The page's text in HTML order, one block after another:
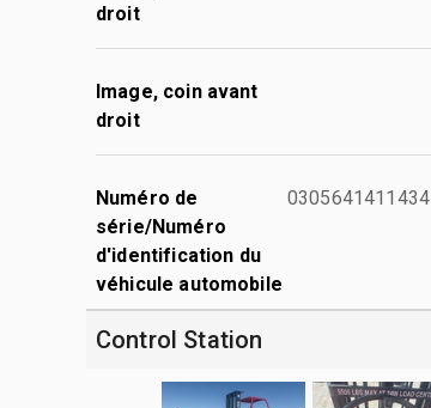
droit
Image, coin avant
droit
Numéro de
série/Numéro
d'identification du
véhicule automobile
0305641411434
Control Station